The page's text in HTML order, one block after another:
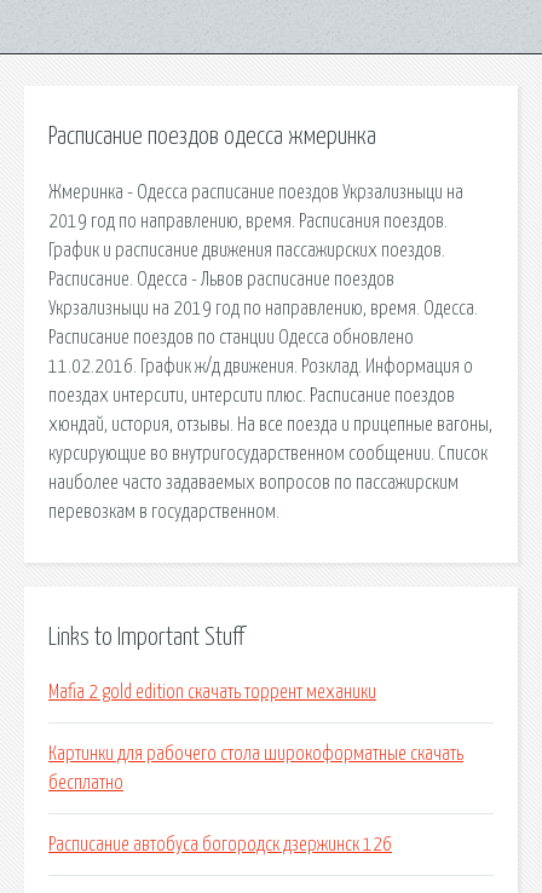
Расписание поездов одесса жмеринка
Жмеринка - Одесса расписание поездов Укрзализныци на
2019 год по направлению, время. Расписания поездов.
График и расписание движения пассажирских поездов.
Расписание. Одесса - Львов расписание поездов
Укрзализныци на 2019 год по направлению, время. Одесса.
Расписание поездов по станции Одесса обновлено
11.02.2016. График ж/д движения. Розклад. Информация о
поездах интерсити, интерсити плюс. Расписание поездов
хюндай, история, отзывы. На все поезда и прицепные вагоны,
курсирующие во внутригосударственном сообщении. Список
наиболее часто задаваемых вопросов по пассажирским
перевозкам в государственном.
Links to Important Stuff
Mafia 2 gold edition скачать торрент механики
Картинки для рабочего стола широкоформатные скачать
бесплатно
Расписание автобуса богородск дзержинск 126